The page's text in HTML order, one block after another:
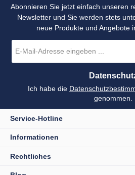
Abonnieren Sie jetzt einfach unseren
Newsletter und Sie werden stets
neue Produkte und Angebote
Mail-
*
Ich habe die
genommen.
Service-Hotline
Informationen
Rechtliches